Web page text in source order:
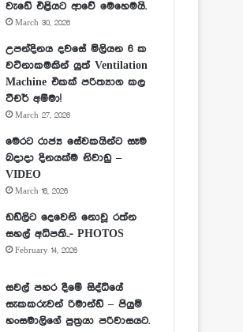
වැඩේ එළියට ආවේ මෙහෙමයි.
March 30, 2026
උපන්දිනය දවසේ මිලියන 6 ක
වටිනාකමකින් යුත් Ventilation
Machine එකක් පරිත්‍යාග කල
ටීචර් අම්මා!
March 27, 2026
මෙරට රාජ්‍ය සේවකයින්ට සෑම
බදාදා දිනයක්ම නිවාඩු –
VIDEO
March 16, 2026
ඩඩ්ලිට දෙවෙනි නොවූ රත්න
සහල් අධිපති..- PHOTOS
February 14, 2026
සවල් පහර දීමේ සිද්ධියේ
සැකකරුවන් රිමාන්ඩ් – පියුමි
හංසමාලිගේ පුත්‍රයා පරිවාසයට.